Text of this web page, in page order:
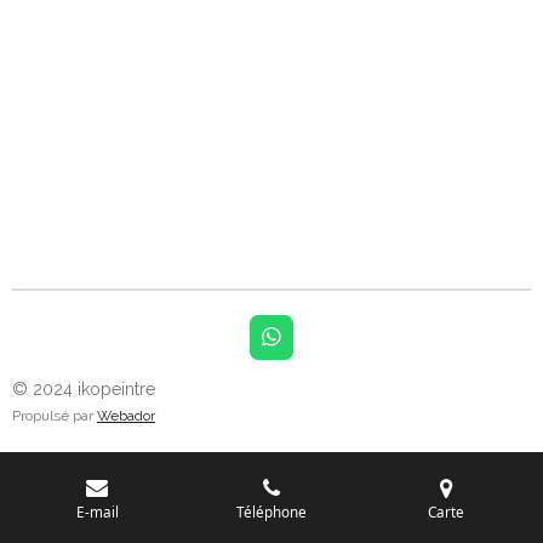
W
h
© 2024 ikopeintre
Propulsé par Webador
E-mail Téléphone Carte